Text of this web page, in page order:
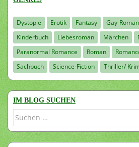
Dystopie Erotik Fantasy Gay-
Kinderbuch
Liebesroman Märchen
Paranormal Romance
Roman
Sachbuch
Science-Fiction Thriller/
IM BLOG SUCHEN
Suchen